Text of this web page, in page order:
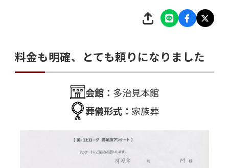
料金も明確、とても頼りになりました
会館： 多治見本館
葬儀形式： 家族葬